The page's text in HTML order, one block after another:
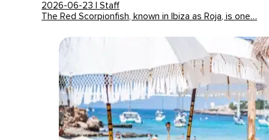
2026-06-23 | Staff
The Red Scorpionfish, known in Ibiza as Roja, is one…